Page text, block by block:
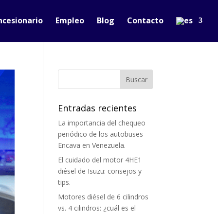
Empleo Blog Contacto
Entradas recientes
La importancia del chequeo
periódico de los autobuses
Encava en Venezuela.
El cuidado del motor 4HE1
diésel de Isuzu: consejos y
tips.
Motores diésel de 6 cilindros
vs. 4 cilindros: ¿cuál es el